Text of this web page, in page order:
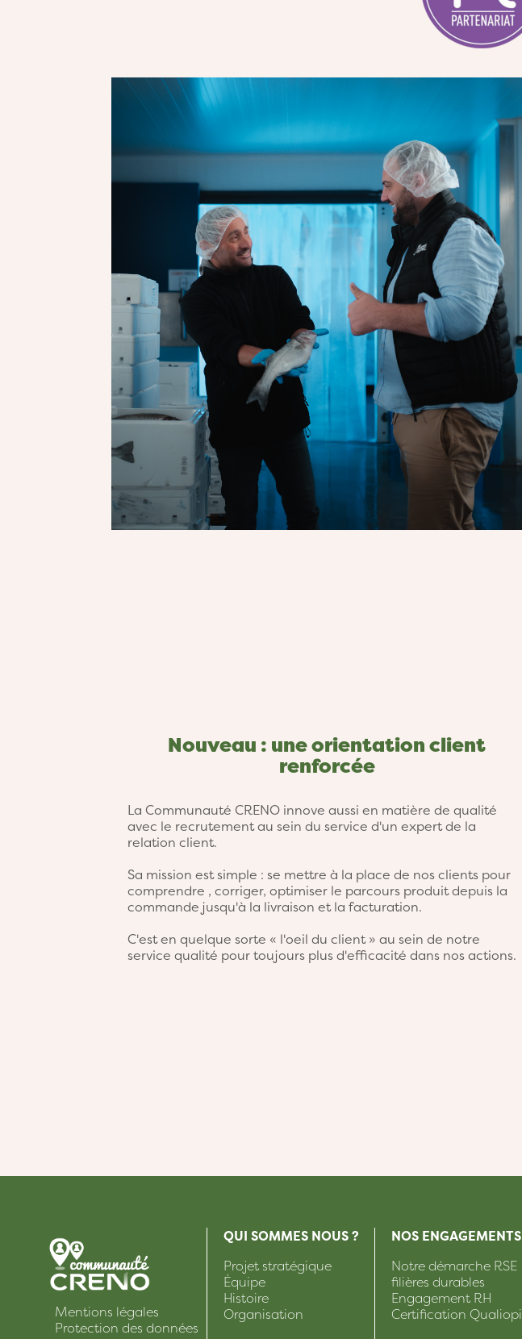
Nouveau : une orientation client
renforcée
La Communauté CRENO innove aussi en matière de qualité
avec le recrutement au sein du service d'un expert de la
relation client.
Sa mission est simple : se mettre à la place de nos clients pour
comprendre , corriger, optimiser le parcours produit depuis la
commande jusqu'à la livraison et la facturation.
C'est en quelque sorte « l'oeil du client » au sein de notre
service qualité pour toujours plus d'efficacité dans nos actions.
Mentions légales
Protection des données
QUI SOMMES NOUS ?
Projet stratégique
Équipe
Histoire
Organisation
NOS ENGAGEMENTS
Notre démarche RSE
filières durables
Engagement RH
Certification Qualiopi